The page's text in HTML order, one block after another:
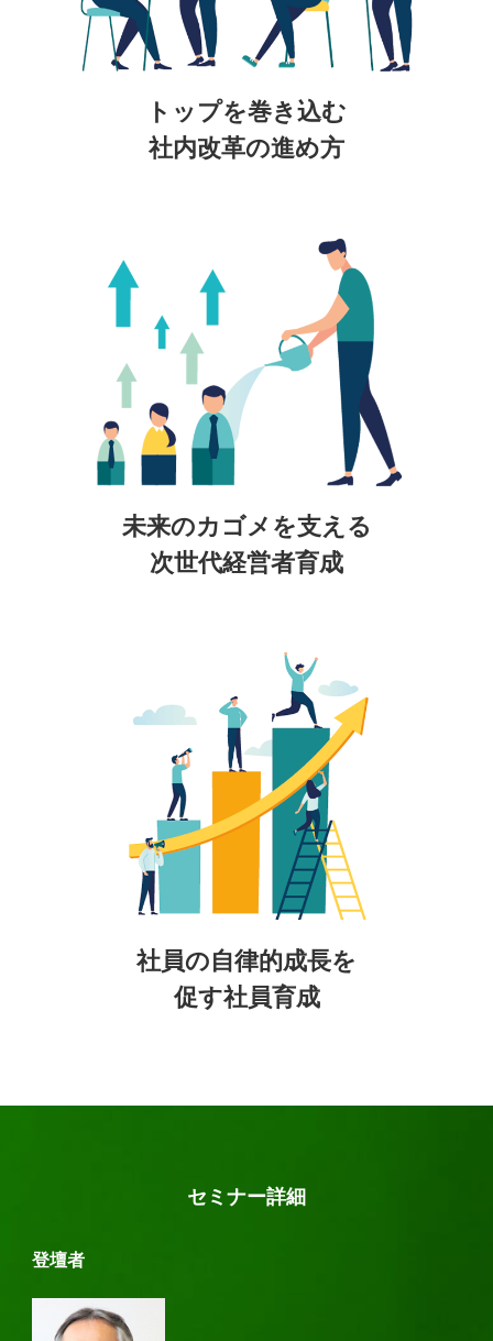
トップを巻き込む
社内改革の進め方
未来のカゴメを支える
次世代経営者育成
社員の自律的成長を
促す社員育成
セミナー詳細
登壇者